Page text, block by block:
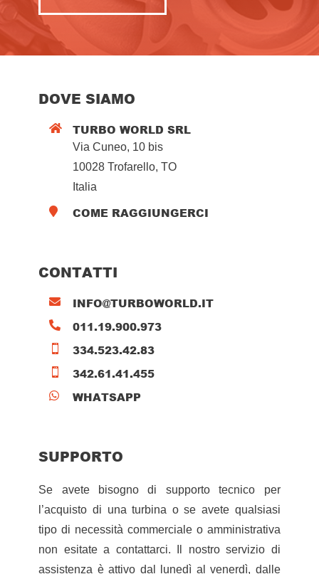
DOVE SIAMO
 TURBO WORLD SRL
Via Cuneo, 10 bis
10028 Trofarello, TO
Italia
 COME RAGGIUNGERCI
CONTATTI
 INFO@TURBOWORLD.IT
 011.19.900.973
 334.523.42.83
 342.61.41.455
 WHATSAPP
SUPPORTO
Se avete bisogno di supporto tecnico per
l’acquisto di una turbina o se avete qualsiasi
tipo di necessità commerciale o amministrativa
non esitate a contattarci. Il nostro servizio di
assistenza è attivo dal lunedì al venerdì, dalle